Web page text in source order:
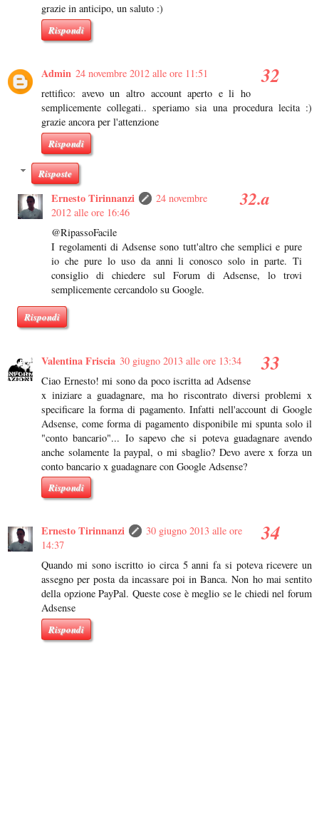
grazie in anticipo, un saluto :)
Rispondi
Admin 24 novembre 2012 alle ore 11:51
rettifico: avevo un altro account aperto e li ho
semplicemente collegati.. speriamo sia una procedura lecita :)
grazie ancora per l'attenzione
Rispondi
Risposte
Ernesto Tirinnanzi
24 novembre
2012 alle ore 16:46
@RipassoFacile
I regolamenti di Adsense sono tutt'altro che semplici e pure
io che pure lo uso da anni li conosco solo in parte. Ti
consiglio di chiedere sul Forum di Adsense, lo trovi
semplicemente cercandolo su Google.
Rispondi
Valentina Friscia 30 giugno 2013 alle ore 13:34
Ciao Ernesto! mi sono da poco iscritta ad Adsense
x iniziare a guadagnare, ma ho riscontrato diversi problemi x
specificare la forma di pagamento. Infatti nell'account di Google
Adsense, come forma di pagamento disponibile mi spunta solo il
"conto bancario"... Io sapevo che si poteva guadagnare avendo
anche solamente la paypal, o mi sbaglio? Devo avere x forza un
conto bancario x guadagnare con Google Adsense?
Rispondi
Ernesto Tirinnanzi
30 giugno 2013 alle ore
14:37
Quando mi sono iscritto io circa 5 anni fa si poteva ricevere un
assegno per posta da incassare poi in Banca. Non ho mai sentito
della opzione PayPal. Queste cose è meglio se le chiedi nel forum
Adsense
Rispondi